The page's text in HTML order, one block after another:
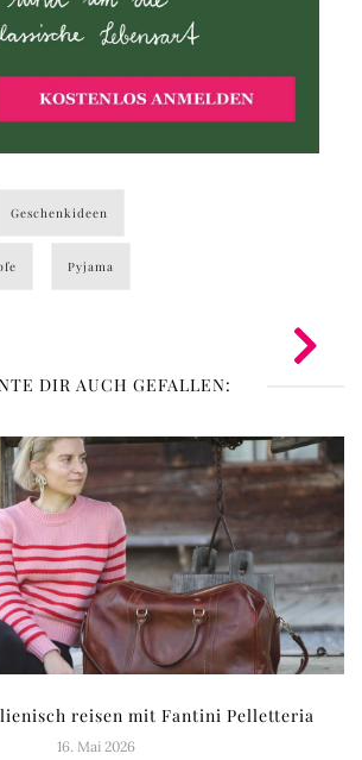
Geschenkideen
Pyjama
DIR AUCH GEFALLEN:
reisen mit Fantini Pelletteria
16. Mai 2026